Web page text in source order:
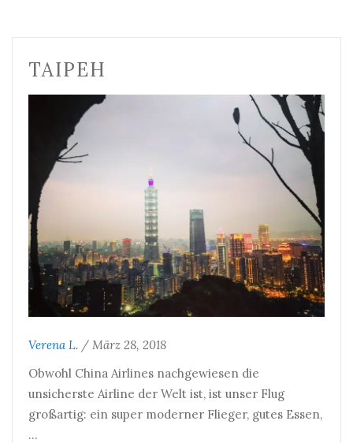
TAIPEH
Verena L. / März 28, 2018
Obwohl China Airlines nachgewiesen die
unsicherste Airline der Welt ist, ist unser Flug
großartig: ein super moderner Flieger, gutes Essen,
…